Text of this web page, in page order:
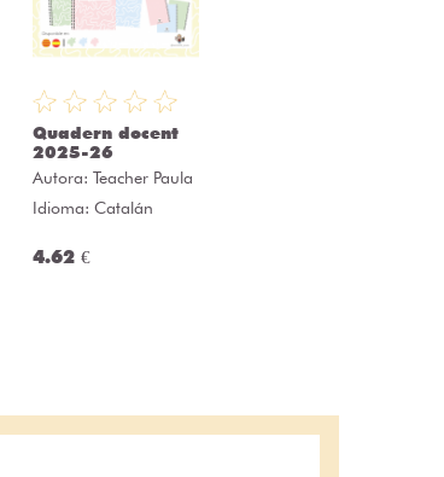
Quadern docent
2025-26
Autora: Teacher Paula
Idioma: Catalán
4.62 €